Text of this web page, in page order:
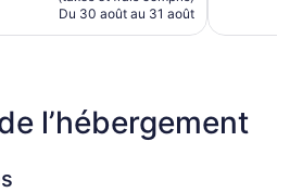
(surcharge)
cars
de
183 $ CA
Du 30 août au 31 août
l’hébergement